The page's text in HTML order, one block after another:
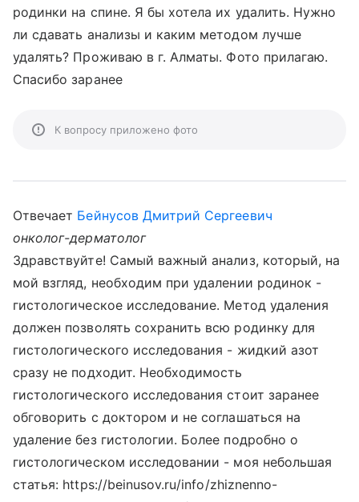
родинки на спине. Я бы хотела их удалить. Нужно
ли сдавать анализы и каким методом лучше
удалять? Проживаю в г. Алматы. Фото прилагаю.
Спасибо заранее
К вопросу приложено фото
Отвечает Бейнусов Дмитрий Сергеевич
онколог-дерматолог
Здравствуйте! Самый важный анализ, который, на
мой взгляд, необходим при удалении родинок -
гистологическое исследование. Метод удаления
должен позволять сохранить всю родинку для
гистологического исследования - жидкий азот
сразу не подходит. Необходимость
гистологического исследования стоит заранее
обговорить с доктором и не соглашаться на
удаление без гистологии. Более подробно о
гистологическом исследовании - моя небольшая
статья: https://beinusov.ru/info/zhiznenno-